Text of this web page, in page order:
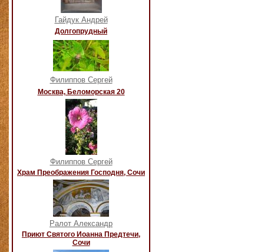
Гайдук Андрей
Долгопрудный
Филиппов Сергей
Москва, Беломорская 20
Филиппов Сергей
Храм Преображения Господня, Сочи
Ралот Александр
Приют Святого Иоанна Предтечи,
Сочи